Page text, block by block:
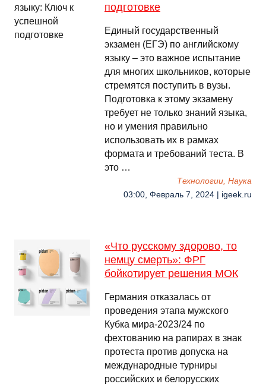
подготовке
Единый государственный
экзамен (ЕГЭ) по английскому
языку – это важное испытание
для многих школьников, которые
стремятся поступить в вузы.
Подготовка к этому экзамену
требует не только знаний языка,
но и умения правильно
использовать их в рамках
формата и требований теста. В
это …
Технологии, Наука
03:00, Февраль 7, 2024 | igeek.ru
«Что русскому здорово, то
немцу смерть»: ФРГ
бойкотирует решения МОК
Германия отказалась от
проведения этапа мужского
Кубка мира-2023/24 по
фехтованию на рапирах в знак
протеста против допуска на
международные турниры
российских и белорусских